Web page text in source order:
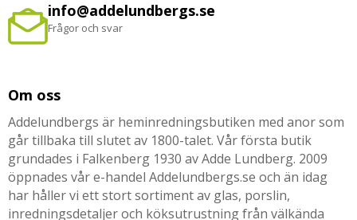
info@addelundbergs.se
Frågor och svar
Om oss
Addelundbergs är heminredningsbutiken med anor som
går tillbaka till slutet av 1800-talet. Vår första butik
grundades i Falkenberg 1930 av Adde Lundberg. 2009
öppnades vår e-handel Addelundbergs.se och än idag
har håller vi ett stort sortiment av glas, porslin,
inredningsdetaljer och köksutrustning från välkända